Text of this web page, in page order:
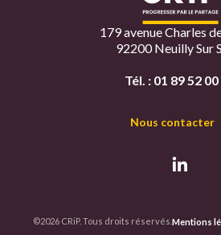
179 avenue Charles
92200 Neuilly Sur
Tél. : 01 89 52
Nous contacter
©2026 CRiP. Tous droits réservés.Mentions